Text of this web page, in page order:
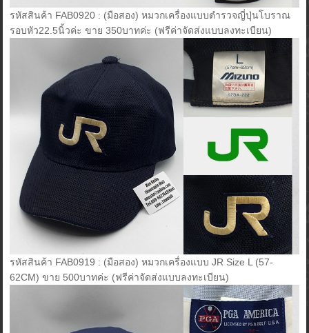
รหัสสินค้า FAB0920 : (มือสอง) หมวกเครื่องแบบตำรวจญี่ปุ่นโบราณ
รอบหัว22.5นิ้วค่ะ ขาย 350บาทค่ะ (ฟรีค่าจัดส่งแบบลงทะเบียน)
รหัสสินค้า FAB0919 : (มือสอง) หมวกเครื่องแบบ JR Size L (57-
62CM) ขาย 500บาทค่ะ (ฟรีค่าจัดส่งแบบลงทะเบียน)